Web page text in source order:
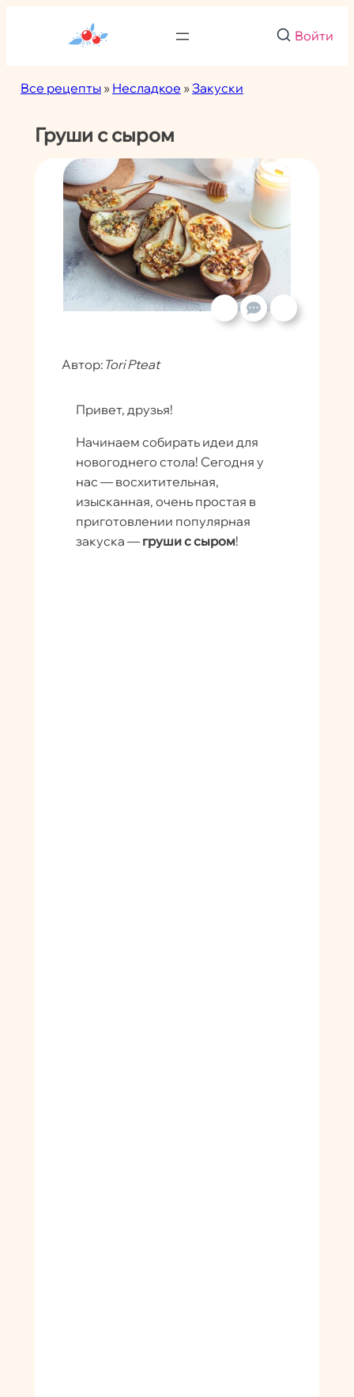
Войти
Все рецепты» Несладкое »Закуски
Груши с сыром
Автор: Tori Pteat
Привет, друзья!
Начинаем собирать идеи для
новогоднего стола! Сегодня у
нас — восхитительная,
изысканная, очень простая в
приготовлении популярная
закуска — груши с сыром!